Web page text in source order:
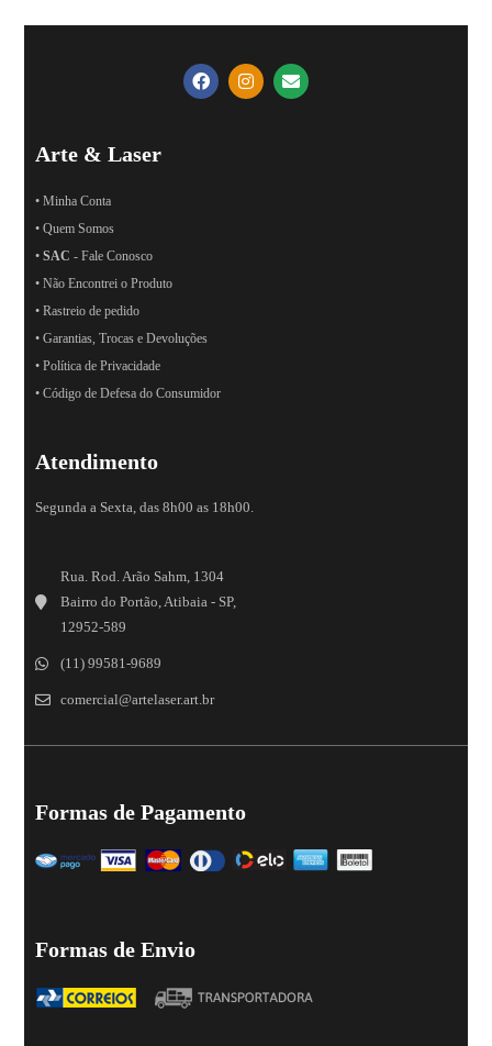
Arte & Laser
• Minha Conta
• Quem Somos
•SAC - Fale Conosco
• Não Encontrei o Produto
• Rastreio de pedido
• Garantias, Trocas e Devoluções
• Política de Privacidade
• Código de Defesa do Consumidor
Atendimento
Segunda a Sexta, das 8h00 as 18h00.
Rua. Rod. Arão Sahm, 1304
Bairro do Portão, Atibaia - SP,
12952-589
(11) 99581-9689
comercial@artelaser.art.br
Formas de Pagamento
Formas de Envio